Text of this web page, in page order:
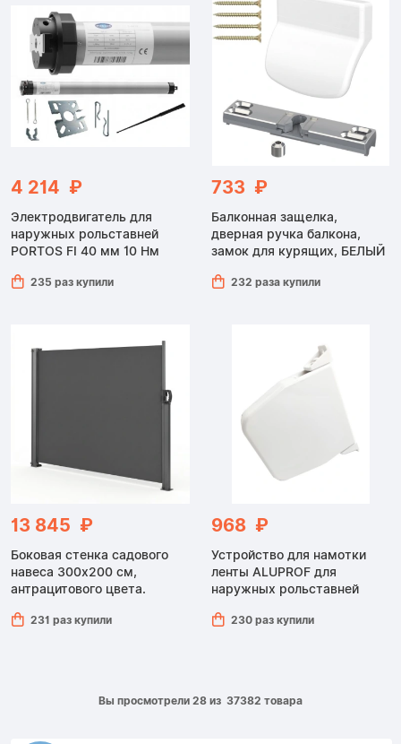
4 214 ₽
Электродвигатель для
наружных рольставней
PORTOS FI 40 мм 10 Нм
235 раз купили
733 ₽
Балконная защелка,
дверная ручка балкона,
замок для курящих, БЕЛЫЙ
232 раза купили
13 845 ₽
Боковая стенка садового
навеса 300x200 см,
антрацитового цвета.
231 раз купили
968 ₽
Устройство для намотки
ленты ALUPROF для
наружных рольставней
230 раз купили
Вы просмотрели 28 из 37382 товара